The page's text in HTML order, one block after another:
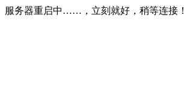
服务器重启中……，立刻就好，稍等连接！